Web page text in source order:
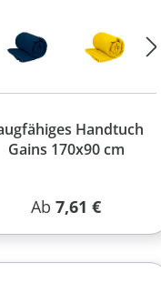
Handtuch
Gains 170x90 cm
Regulärer Preis:
Ab7,61 €